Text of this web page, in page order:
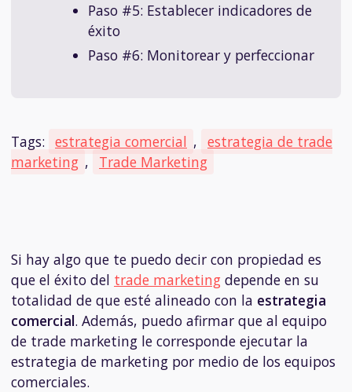
Paso #5: Establecer indicadores de
éxito
Paso #6: Monitorear y perfeccionar
Tags: estrategia comercial , estrategia de trade
marketing , Trade Marketing
Si hay algo que te puedo decir con propiedad es
que el éxito del trade marketing depende en su
totalidad de que esté alineado con la estrategia
comercial. Además, puedo afirmar que al equipo
de trade marketing le corresponde ejecutar la
estrategia de marketing por medio de los equipos
comerciales.